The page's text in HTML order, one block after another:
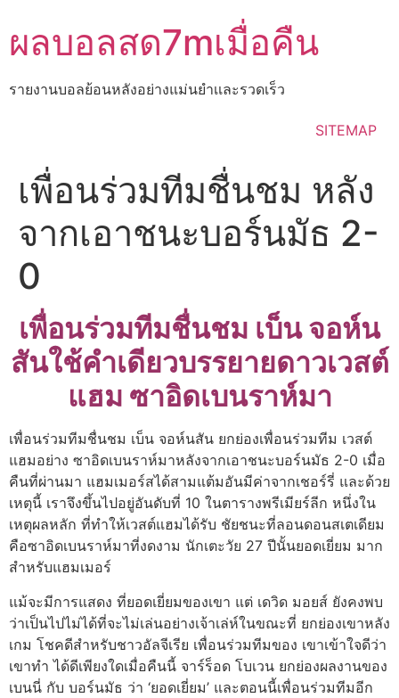
to
content
ผลบอลสด7mเมื่อคืน
รายงานบอลย้อนหลังอย่างแม่นยำเเละรวดเร็ว
SITEMAP
เพื่อนร่วมทีมชื่นชม หลัง
จากเอาชนะบอร์นมัธ 2-
0
เพื่อนร่วมทีมชื่นชม เบ็น จอห์น
สันใช้คำเดียวบรรยายดาวเวสต์
แฮม ซาอิดเบนราห์มา
เพื่อนร่วมทีมชื่นชม เบ็น จอห์นสัน ยกย่องเพื่อนร่วมทีม เวสต์
แฮมอย่าง ซาอิดเบนราห์มาหลังจากเอาชนะบอร์นมัธ 2-0 เมื่อ
คืนที่ผ่านมา แฮมเมอร์สได้สามแต้มอันมีค่าจากเชอร์รี่ และด้วย
เหตุนี้ เราจึงขึ้นไปอยู่อันดับที่ 10 ในตารางพรีเมียร์ลีก หนึ่งใน
เหตุผลหลัก ที่ทำให้เวสต์แฮมได้รับ ชัยชนะที่ลอนดอนสเตเดียม
คือซาอิดเบนราห์มาที่งดงาม นักเตะวัย 27 ปีนั้นยอดเยี่ยม มาก
สำหรับแฮมเมอร์
แม้จะมีการแสดง ที่ยอดเยี่ยมของเขา แต่ เดวิด มอยส์ ยังคงพบ
ว่าเป็นไปไม่ได้ที่จะไม่เล่นอย่างเจ้าเล่ห์ในขณะที่ ยกย่องเขาหลัง
เกม โชคดีสำหรับชาวอัลจีเรีย เพื่อนร่วมทีมของ เขาเข้าใจดีว่า
เขาทำ ได้ดีเพียงใดเมื่อคืนนี้ จาร์ร็อด โบเวน ยกย่องผลงานของ
เบนนี่ กับ บอร์นมัธ ว่า ‘ยอดเยี่ยม’ และตอนนี้เพื่อนร่วมทีมอีก